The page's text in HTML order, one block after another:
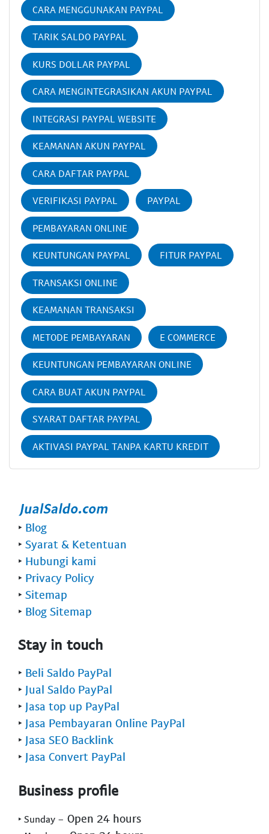
CARA MENGGUNAKAN PAYPAL
TARIK SALDO PAYPAL
KURS DOLLAR PAYPAL
CARA MENGINTEGRASIKAN AKUN PAYPAL
INTEGRASI PAYPAL WEBSITE
KEAMANAN AKUN PAYPAL
CARA DAFTAR PAYPAL
VERIFIKASI PAYPAL PAYPAL
PEMBAYARAN ONLINE
KEUNTUNGAN PAYPAL FITUR PAYPAL
TRANSAKSI ONLINE
KEAMANAN TRANSAKSI
METODE PEMBAYARAN E COMMERCE
KEUNTUNGAN PEMBAYARAN ONLINE
CARA BUAT AKUN PAYPAL
SYARAT DAFTAR PAYPAL
AKTIVASI PAYPAL TANPA KARTU KREDIT
‣ Blog
‣ Syarat & Ketentuan
‣ Hubungi kami
‣ Privacy Policy
‣ Sitemap
‣ Blog Sitemap
Stay in touch
‣ Beli Saldo PayPal
‣ Jual Saldo PayPal
‣ Jasa top up PayPal
‣ Jasa Pembayaran Online PayPal
‣ Jasa SEO Backlink
‣ Jasa Convert PayPal
Business profile
‣ Sunday - Open 24 hours